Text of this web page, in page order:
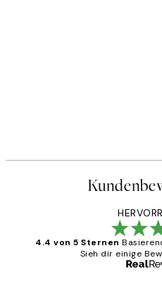
4.4 von 5 Sternen
Sieh dir einige